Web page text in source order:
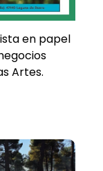
en papel
Artes.